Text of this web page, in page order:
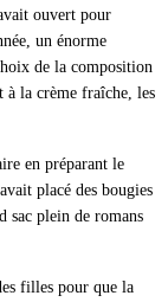
ouvert pour
un énorme
de la composition
la crème fraîche, les
en préparant le
placé des bougies
plein de romans
filles pour que la